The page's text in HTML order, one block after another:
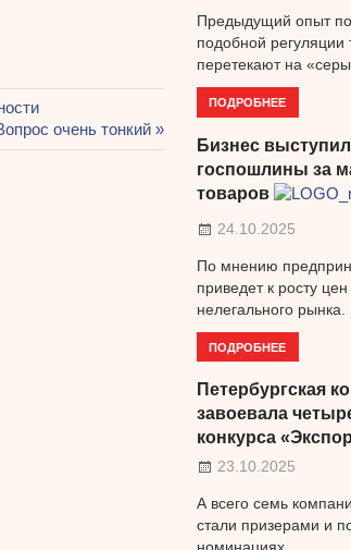
очень тонкий
Предыдущий опыт
подобной регуляции
перетекают на
ПОДРОБНЕЕ
Бизнес
госпошлины за
товаров
24.10.2025
По мнению
приведет к росту
нелегального рынка.
ПОДРОБНЕЕ
Петербургская
завоевала
конкурса
23.10.2025
А всего семь
стали призерами и
номинациях.